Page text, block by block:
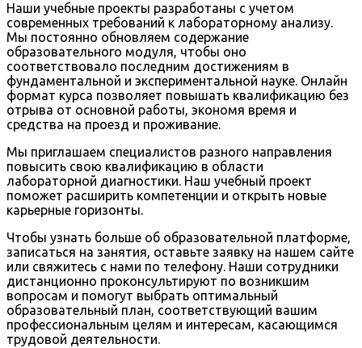
Наши учебные проекты разработаны с учетом
современных требований к лабораторному анализу.
Мы постоянно обновляем содержание
образовательного модуля, чтобы оно
соответствовало последним достижениям в
фундаментальной и экспериментальной науке. Онлайн
формат курса позволяет повышать квалификацию без
отрыва от основной работы, экономя время и
средства на проезд и проживание.
Мы приглашаем специалистов разного направления
повысить свою квалификацию в области
лабораторной диагностики. Наш учебный проект
поможет расширить компетенции и открыть новые
карьерные горизонты.
Чтобы узнать больше об образовательной платформе,
записаться на занятия, оставьте заявку на нашем сайте
или свяжитесь с нами по телефону. Наши сотрудники
дистанционно проконсультируют по возникшим
вопросам и помогут выбрать оптимальный
образовательный план, соответствующий вашим
профессиональным целям и интересам, касающимся
трудовой деятельности.